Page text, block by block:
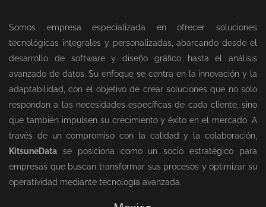
Somos empresa especializada en ofrecer soluciones
tecnológicas integrales y personalizadas, abarcando desde el
desarrollo de software y diseño gráfico hasta el análisis
avanzado de datos. Su enfoque se centra en la innovación y la
adaptabilidad, con el objetivo de crear soluciones que no solo
respondan a las necesidades específicas de cada cliente, sino
que también impulsen su crecimiento y éxito en el mercado. A
través de un compromiso con la calidad y la colaboración,
KitsuneData se posiciona como un socio estratégico para
empresas que buscan transformar sus procesos y optimizar su
operatividad mediante tecnología avanzada.